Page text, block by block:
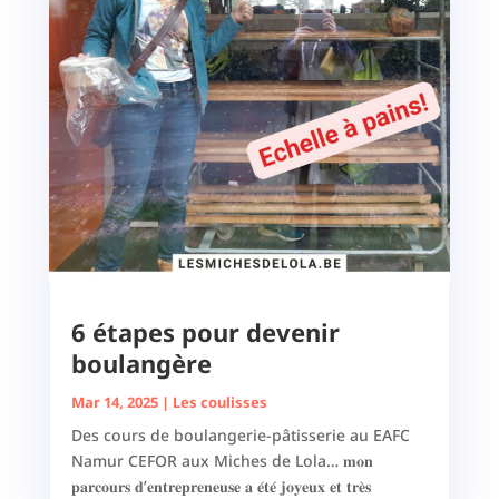
6 étapes pour devenir
boulangère
Mar 14, 2025| Les coulisses
Des cours de boulangerie-pâtisserie au EAFC
Namur CEFOR aux Miches de Lola… 𝐦𝐨𝐧
𝐩𝐚𝐫𝐜𝐨𝐮𝐫𝐬 𝐝’𝐞𝐧𝐭𝐫𝐞𝐩𝐫𝐞𝐧𝐞𝐮𝐬𝐞 𝐚 𝐞́𝐭𝐞́ 𝐣𝐨𝐲𝐞𝐮𝐱 𝐞𝐭 𝐭𝐫𝐞̀𝐬